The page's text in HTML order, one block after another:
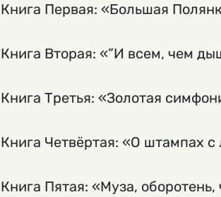
Книга Первая: «Большая
Книга Вторая: «”И всем, чем
Книга Третья: «Золотая
Книга Четвёртая: «О штампах
Книга Пятая: «Муза, оборотень,